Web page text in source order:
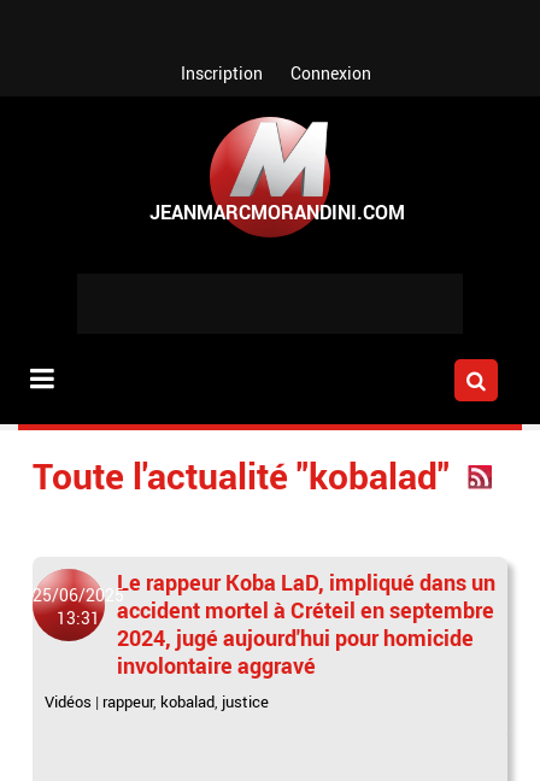
Inscription Connexion
Toute l'actualité "kobalad"
25/06/2025
13:31
Le rappeur Koba LaD, impliqué dans un
accident mortel à Créteil en septembre
2024, jugé aujourd'hui pour homicide
involontaire aggravé
Vidéos | rappeur, kobalad, justice